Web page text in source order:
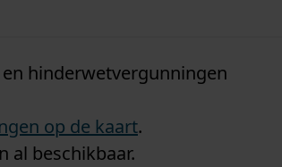
hinderwetvergunningen
op de kaart.
al beschikbaar.